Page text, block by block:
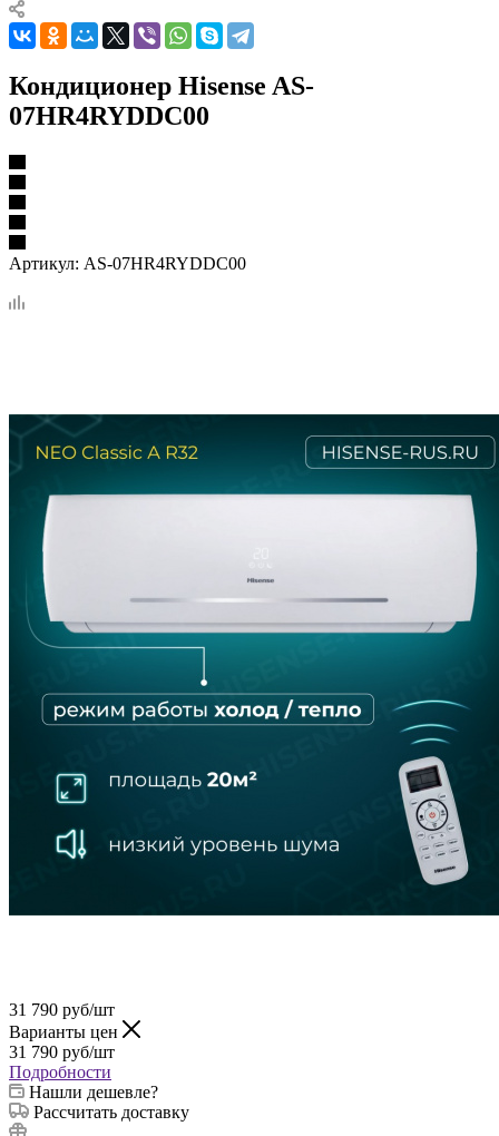
Кондиционер Hisense AS-
07HR4RYDDC00
Артикул: AS-07HR4RYDDC00
31 790 руб/шт
Варианты цен
31 790 руб/шт
Подробности
Нашли дешевле?
Рассчитать доставку